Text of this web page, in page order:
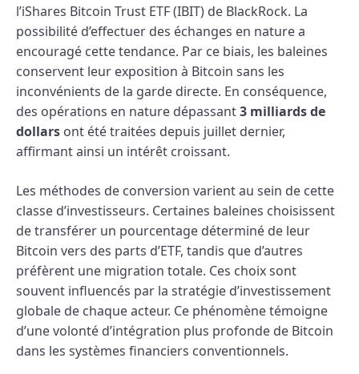
l’iShares Bitcoin Trust ETF (IBIT) de BlackRock. La
possibilité d’effectuer des échanges en nature a
encouragé cette tendance. Par ce biais, les baleines
conservent leur exposition à Bitcoin sans les
inconvénients de la garde directe. En conséquence,
des opérations en nature dépassant3 milliards de
dollars ont été traitées depuis juillet dernier,
affirmant ainsi un intérêt croissant.
Les méthodes de conversion varient au sein de cette
classe d’investisseurs. Certaines baleines choisissent
de transférer un pourcentage déterminé de leur
Bitcoin vers des parts d’ETF, tandis que d’autres
préfèrent une migration totale. Ces choix sont
souvent influencés par la stratégie d’investissement
globale de chaque acteur. Ce phénomène témoigne
d’une volonté d’intégration plus profonde de Bitcoin
dans les systèmes financiers conventionnels.